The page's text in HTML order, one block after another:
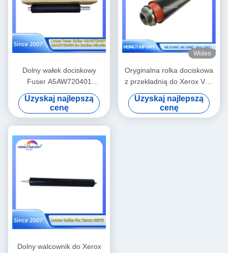
Dolny wałek dociskowy
Fuser A5AW720401
A5AW720400 do Konica
Minolta Press C6085 C6100
C6110 C1085 C1100 Części
zamienne Zasilanie
Hongtaipart Fuser grzewczy
ciśnieniowy
Uzyskaj najlepszą
cenę
Wideo
Oryginalna rolka dociskowa
z przekładnią do Xerox V80
V180 V2100 V3100 80 180
2100 310 dostawa rolki
utrwalacza ciepła
Uzyskaj najlepszą
cenę
Dolny walcownik do Xerox